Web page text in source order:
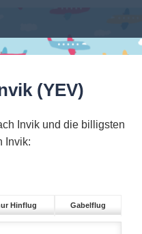
(YEV)
Invik und die billigsten
Invik:
Hinflug Gabelflug